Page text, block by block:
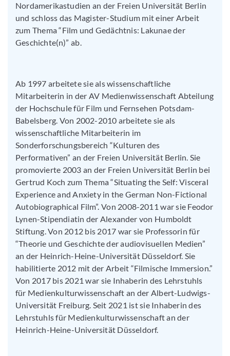
Nordamerikastudien an der Freien Universität Berlin
und schloss das Magister-Studium mit einer Arbeit
zum Thema “Film und Gedächtnis: Lakunae der
Geschichte(n)” ab.
Ab 1997 arbeitete sie als wissenschaftliche
Mitarbeiterin in der AV Medienwissenschaft Abteilung
der Hochschule für Film und Fernsehen Potsdam-
Babelsberg. Von 2002-2010 arbeitete sie als
wissenschaftliche Mitarbeiterin im
Sonderforschungsbereich “Kulturen des
Performativen” an der Freien Universität Berlin. Sie
promovierte 2003 an der Freien Universität Berlin bei
Gertrud Koch zum Thema “Situating the Self: Visceral
Experience and Anxiety in the German Non-Fictional
Autobiographical Film”. Von 2008-2011 war sie Feodor
Lynen-Stipendiatin der Alexander von Humboldt
Stiftung. Von 2012 bis 2017 war sie Professorin für
“Theorie und Geschichte der audiovisuellen Medien”
an der Heinrich-Heine-Universität Düsseldorf. Sie
habilitierte 2012 mit der Arbeit “Filmische Immersion.”
Von 2017 bis 2021 war sie Inhaberin des Lehrstuhls
für Medienkulturwissenschaft an der Albert-Ludwigs-
Universität Freiburg. Seit 2021 ist sie Inhaberin des
Lehrstuhls für Medienkulturwissenschaft an der
Heinrich-Heine-Universität Düsseldorf.